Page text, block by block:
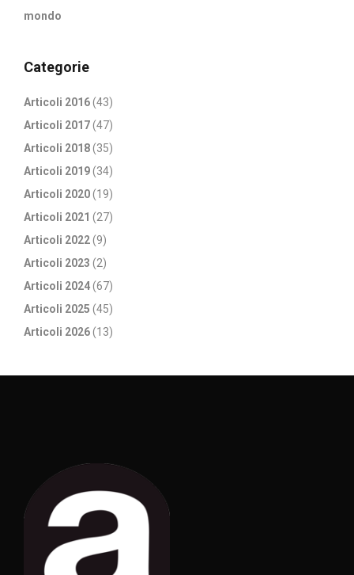
mondo
Categorie
Articoli 2016(43)
Articoli 2017(47)
Articoli 2018(35)
Articoli 2019(34)
Articoli 2020(19)
Articoli 2021 (27)
Articoli 2022(9)
Articoli 2023 (2)
Articoli 2024(67)
Articoli 2025 (45)
Articoli 2026(13)